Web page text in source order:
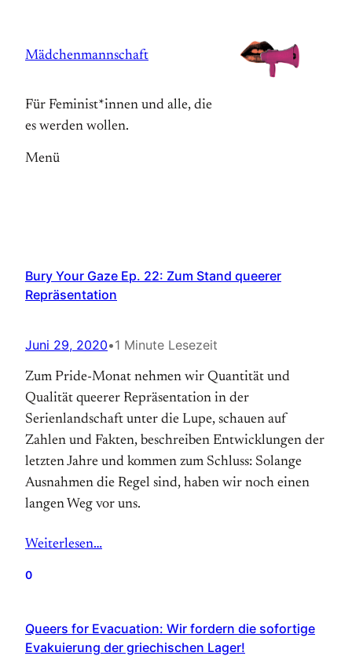
springen
Mädchenmannschaft
Für Feminist*innen und alle, die
es werden wollen.
Menü
Bury Your Gaze Ep. 22: Zum Stand queerer
Repräsentation
Juni 29, 2020•1 Minute Lesezeit
Zum Pride-Monat nehmen wir Quantität und
Qualität queerer Repräsentation in der
Serienlandschaft unter die Lupe, schauen auf
Zahlen und Fakten, beschreiben Entwicklungen der
letzten Jahre und kommen zum Schluss: Solange
Ausnahmen die Regel sind, haben wir noch einen
langen Weg vor uns.
Weiterlesen…
0
Queers for Evacuation: Wir fordern die sofortige
Evakuierung der griechischen Lager!